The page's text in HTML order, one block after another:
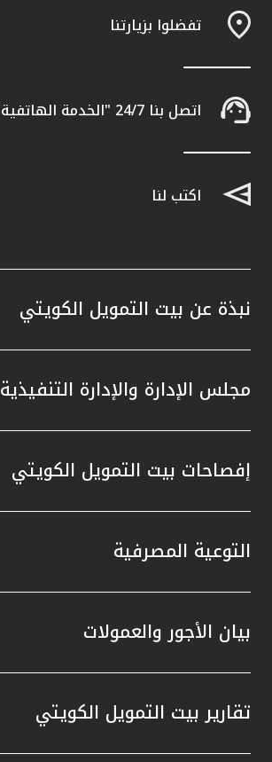
تفضلوا بزيارتنا
اتصل بنا 24/7 "الخدمة الهاتفية" 1803333
اكتب لنا
نبذة عن بيت التمويل الكويتي
مجلس الإدارة والإدارة التنفيذية
إفصاحات بيت التمويل الكويتي
التوعية المصرفية
بيان الأجور والعمولات
تقارير بيت التمويل الكويتي